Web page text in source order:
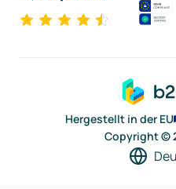
Hergestellt in der EU
Copyright ©